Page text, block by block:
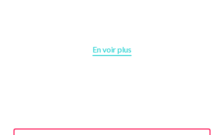
En voir plus